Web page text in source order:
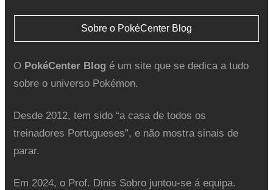
Sobre o PokéCenter Blog
O PokéCenter Blogé um site que se dedica a tudo
sobre o universo Pokémon.
Desde 2012, tem sido “a casa de todos os
treinadores Portugueses”, e não mostra sinais de
parar.
Em 2024, o Prof. Dinis Sobro juntou-se á equipa.